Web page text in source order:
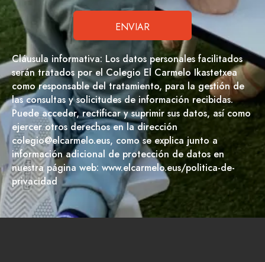
Cláusula informativa: Los datos personales facilitados
serán tratados por el Colegio El Carmelo Ikastetxea
como responsable del tratamiento, para la gestión de
las consultas y solicitudes de información recibidas.
Puede acceder, rectificar y suprimir sus datos, así como
ejercer otros derechos en la dirección
colegio@elcarmelo.eus, como se explica junto a
información adicional de protección de datos en
nuestra página web: www.elcarmelo.eus/politica-de-
privacidad